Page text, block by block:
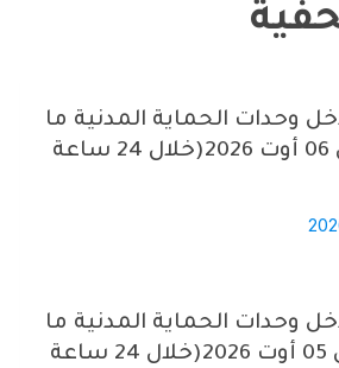
وحدات الحماية المدنية ما
بين 05 إلى 06 أوت 2026(خلال 24 ساعة
وحدات الحماية المدنية ما
بين 04 إلى 05 أوت 2026(خلال 24 ساعة